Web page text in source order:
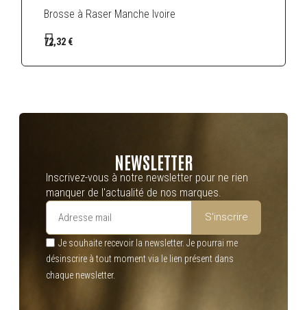
Brosse à Raser Manche Ivoire
72,32 €
NEWSLETTER
Inscrivez-vous à notre newsletter pour ne rien
manquer de l'actualité de nos marques.
S'inscrire
Je souhaite recevoir la newsletter. Je pourrai me
désinscrire à tout moment via le lien présent dans
chaque newsletter.